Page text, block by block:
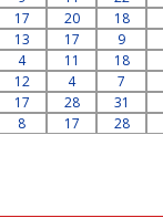
17 20 18
13 17 9
4 11 18
12 4 7
17 28 31
8 17 28